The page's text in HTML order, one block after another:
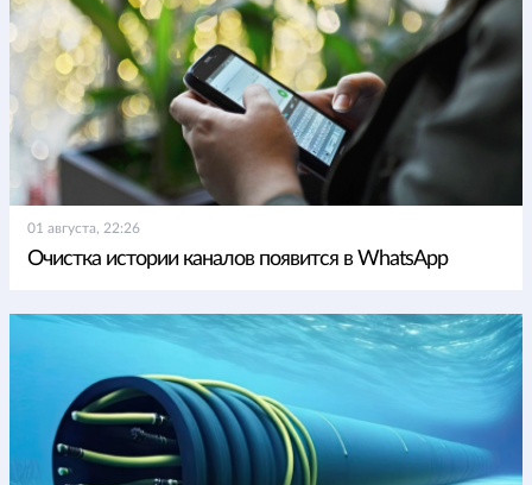
01 августа, 22:26
Очистка истории каналов появится в WhatsApp